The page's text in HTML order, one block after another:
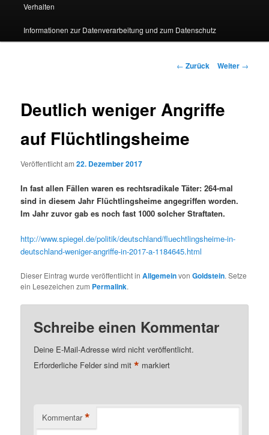
Verhalten
Informationen zur Datenverarbeitung und zum Datenschutz
Beitragsnavigation
← Zurück Weiter →
Deutlich weniger Angriffe
auf Flüchtlingsheime
Veröffentlicht am22. Dezember 2017
In fast allen Fällen waren es rechtsradikale Täter: 264-mal
sind in diesem Jahr Flüchtlingsheime angegriffen worden.
Im Jahr zuvor gab es noch fast 1000 solcher Straftaten.
http://www.spiegel.de/politik/deutschland/fluechtlingsheime-in-
deutschland-weniger-angriffe-in-2017-a-1184645.html
Dieser Eintrag wurde veröffentlicht inAllgemeinvonGoldstein. Setze
ein Lesezeichen zum Permalink.
Schreibe einen Kommentar
Deine E-Mail-Adresse wird nicht veröffentlicht.
Erforderliche Felder sind mit* markiert
Kommentar *